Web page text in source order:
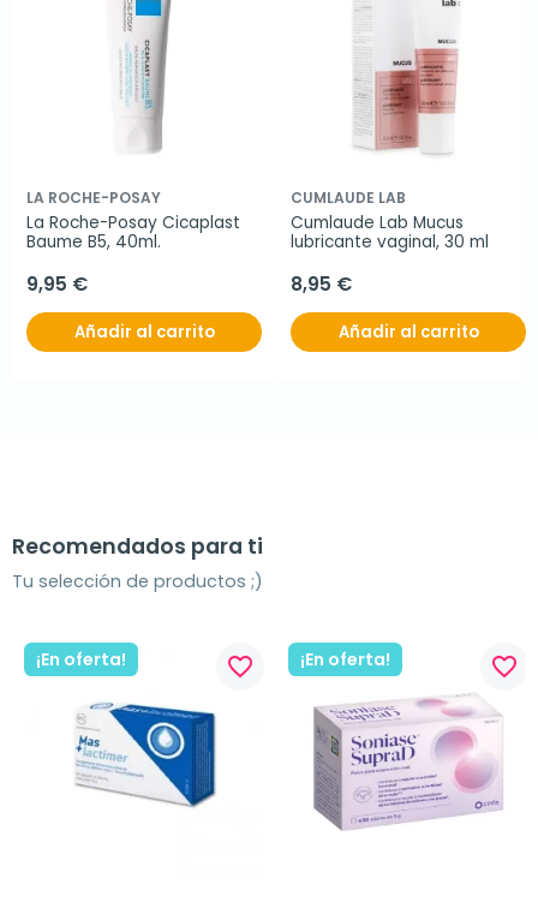
LA ROCHE-POSAY
La Roche-Posay Cicaplast
Baume B5, 40ml.
9,95 €
Añadir al carrito
CUMLAUDE LAB
Cumlaude Lab Mucus
lubricante vaginal, 30 ml
8,95 €
Añadir al carrito
Recomendados para ti
Tu selección de productos ;)
¡En oferta! favorite_border ¡En oferta! favorite_border